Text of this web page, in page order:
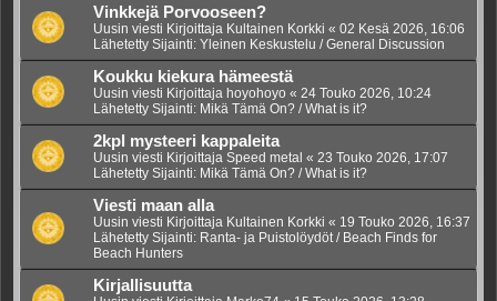
Vinkkejä Porvooseen?
Uusin viesti Kirjoittaja Kultainen Korkki « 02 Kesä 2026, 16:06
Lähetetty Sijainti: Yleinen Keskustelu / General Discussion
Koukku kiekura hämeestä
Uusin viesti Kirjoittaja hoyohoyo « 24 Touko 2026, 10:24
Lähetetty Sijainti: Mikä Tämä On? / What is it?
2kpl mysteeri kappaleita
Uusin viesti Kirjoittaja Speed metal « 23 Touko 2026, 17:07
Lähetetty Sijainti: Mikä Tämä On? / What is it?
Viesti maan alla
Uusin viesti Kirjoittaja Kultainen Korkki « 19 Touko 2026, 16:37
Lähetetty Sijainti: Ranta- ja Puistolöydöt / Beach Finds for
Beach Hunters
Kirjallisuutta